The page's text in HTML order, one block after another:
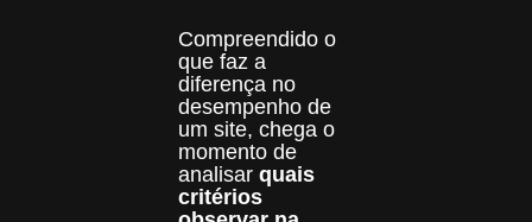
Compreendido o
que faz a
diferença no
desempenho de
um site, chega o
momento de
analisarquais
critérios